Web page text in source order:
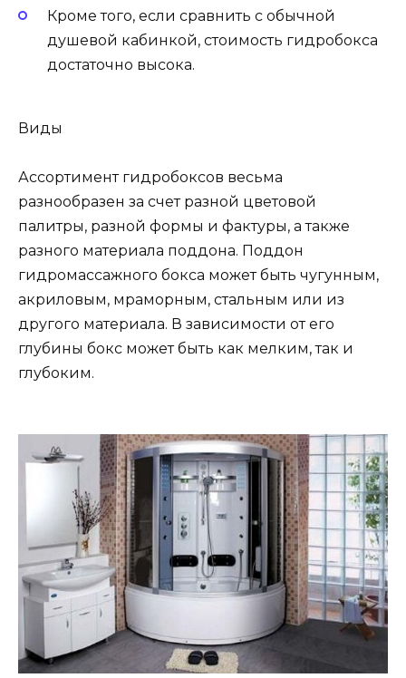
Кроме того, если сравнить с обычной
душевой кабинкой, стоимость гидробокса
достаточно высока.
Виды
Ассортимент гидробоксов весьма
разнообразен за счет разной цветовой
палитры, разной формы и фактуры, а также
разного материала поддона. Поддон
гидромассажного бокса может быть чугунным,
акриловым, мраморным, стальным или из
другого материала. В зависимости от его
глубины бокс может быть как мелким, так и
глубоким.